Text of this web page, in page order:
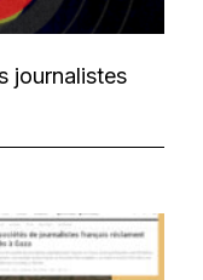
journalistes